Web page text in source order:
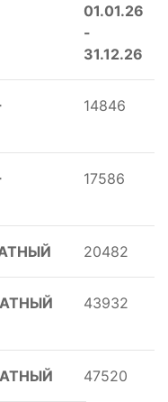
01.01.26
-
31.12.26
14846
17586
20482
43932
47520